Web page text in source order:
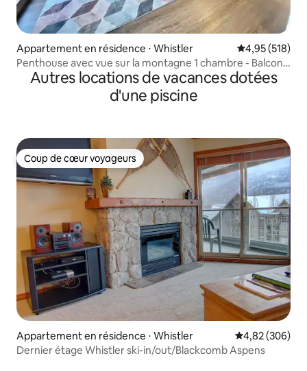
Appartement en résidence ⋅ Whistler Évaluation
4,95 (518)
Penthouse avec vue sur la montagne 1 chambre - Balcon
privéAutres locations de vacances dotées
d'une piscine
Coup de cœur voyageurs
Coup de cœur voyageurs
Appartement en résidence ⋅ Whistler Évaluation
4,82 (306)
Dernier étage Whistler ski-in/out/Blackcomb Aspens